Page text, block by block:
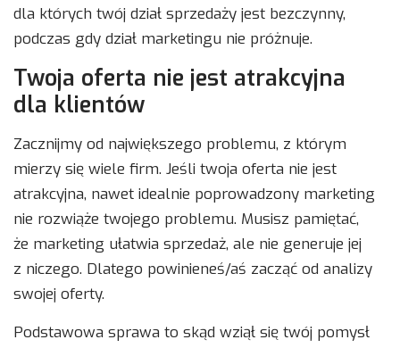
dla których twój dział sprzedaży jest bezczynny,
podczas gdy dział marketingu nie próżnuje.
Twoja oferta nie jest atrakcyjna
dla klientów
Zacznijmy od największego problemu, z którym
mierzy się wiele firm. Jeśli twoja oferta nie jest
atrakcyjna, nawet idealnie poprowadzony marketing
nie rozwiąże twojego problemu. Musisz pamiętać,
że marketing ułatwia sprzedaż, ale nie generuje jej
z niczego. Dlatego powinieneś/aś zacząć od analizy
swojej oferty.
Podstawowa sprawa to skąd wziął się twój pomysł